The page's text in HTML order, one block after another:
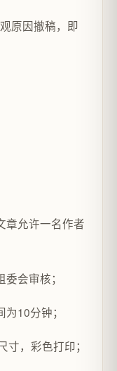
原因撤稿，即
章允许一名作者
会审核；
10分钟；
，彩色打印；